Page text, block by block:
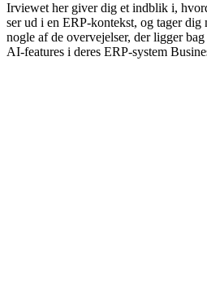
Irviewet her giver dig et indblik i,
ser ud i en ERP-kontekst, og tager dig
nogle af de overvejelser, der ligger
AI-features i deres ERP-system